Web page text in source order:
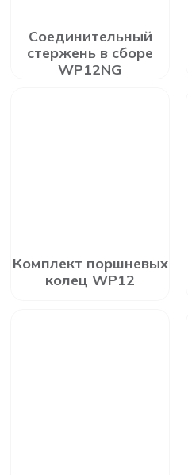
Соединительный
стержень в сборе
WP12NG
Комплект поршневых
колец WP12